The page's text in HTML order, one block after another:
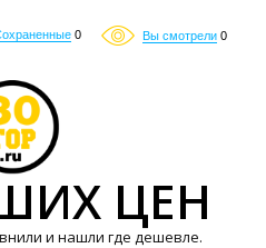
0 Вы смотрели 0
ЦЕН
и нашли где дешевле.